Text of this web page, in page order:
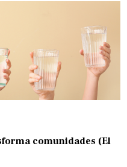
comunidades (El